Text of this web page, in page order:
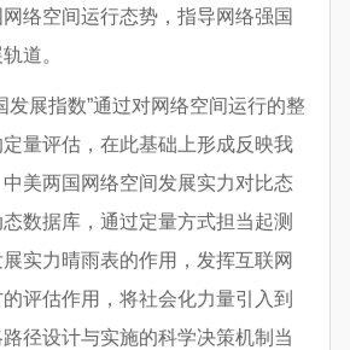
络空间运行态势，指导网络强国
道。
展指数”通过对网络空间运行的整
量评估，在此基础上形成反映我
美两国网络空间发展实力对比态
数据库，通过定量方式担当起测
实力晴雨表的作用，发挥互联网
评估作用，将社会化力量引入到
径设计与实施的科学决策机制当